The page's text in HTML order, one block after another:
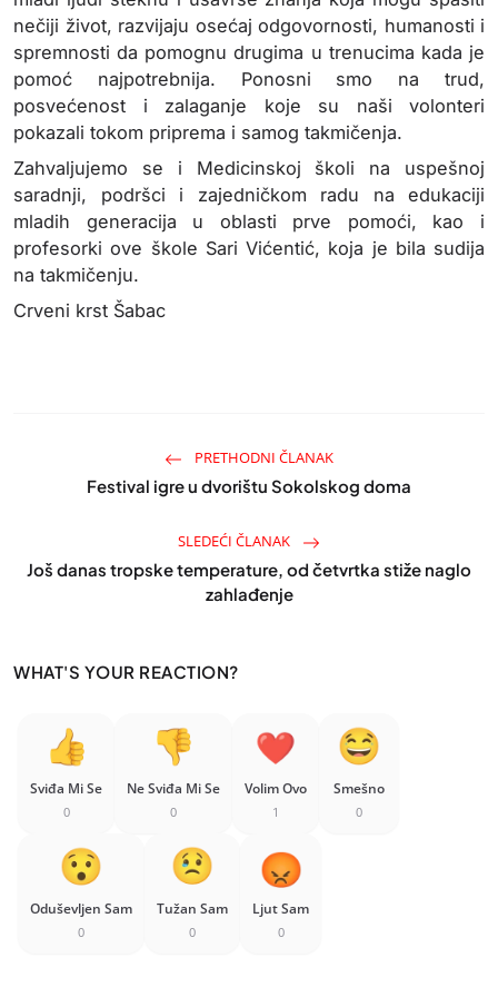
nečiji život, razvijaju osećaj odgovornosti, humanosti i
spremnosti da pomognu drugima u trenucima kada je
pomoć najpotrebnija. Ponosni smo na trud,
posvećenost i zalaganje koje su naši volonteri
pokazali tokom priprema i samog takmičenja.
Zahvaljujemo se i Medicinskoj školi na uspešnoj
saradnji, podršci i zajedničkom radu na edukaciji
mladih generacija u oblasti prve pomoći, kao i
profesorki ove škole Sari Vićentić, koja je bila sudija
na takmičenju.
Crveni krst Šabac
PRETHODNI ČLANAK
Festival igre u dvorištu Sokolskog doma
SLEDEĆI ČLANAK
Još danas tropske temperature, od četvrtka stiže naglo
zahlađenje
WHAT'S YOUR REACTION?
Sviđa Mi Se
0
Ne Sviđa Mi Se
0
Volim Ovo
1
Smešno
0
Oduševljen Sam
0
Tužan Sam
0
Ljut Sam
0